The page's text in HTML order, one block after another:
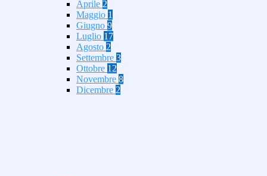
Aprile 2
Maggio 1
Giugno 9
Luglio 17
Agosto 2
Settembre 3
Ottobre 12
Novembre 8
Dicembre 2